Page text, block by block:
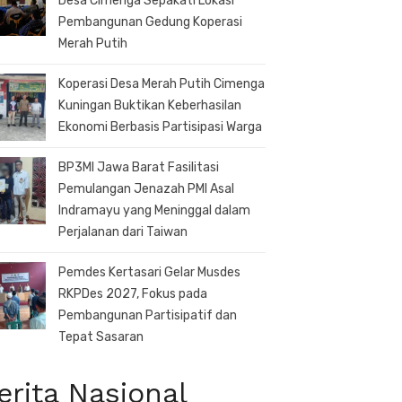
Pembangunan Gedung Koperasi
Merah Putih
Koperasi Desa Merah Putih Cimenga
Kuningan Buktikan Keberhasilan
Ekonomi Berbasis Partisipasi Warga
BP3MI Jawa Barat Fasilitasi
Pemulangan Jenazah PMI Asal
Indramayu yang Meninggal dalam
Perjalanan dari Taiwan
Pemdes Kertasari Gelar Musdes
RKPDes 2027, Fokus pada
Pembangunan Partisipatif dan
Tepat Sasaran
Nasional